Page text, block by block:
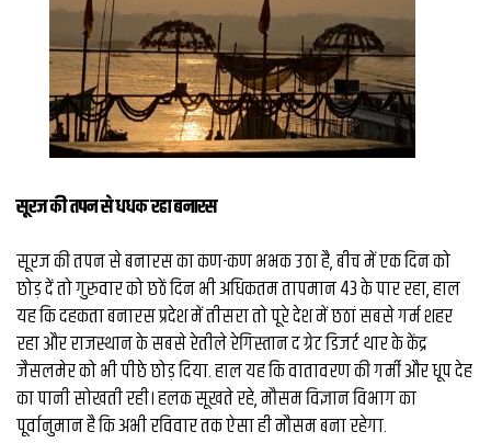
सूरज की तपन से धधक रहा बनारस
सूरज की तपन से बनारस का कण-कण भभक उठा है, बीच में एक दिन को
छोड़ दें तो गुरुवार को छठें दिन भी अधिकतम तापमान 43 के पार रहा, हाल
यह कि दहकता बनारस प्रदेश में तीसरा तो पूरे देश में छठां सबसे गर्म शहर
रहा और राजस्थान के सबसे रेतीले रेगिस्तान द ग्रेट डिजर्ट थार के केंद्र
जैसलमेर को भी पीछे छोड़ दिया. हाल यह कि वातावरण की गर्मी और धूप देह
का पानी सोखती रही। हलक सूखते रहे, मौसम विज्ञान विभाग का
पूर्वानुमान है कि अभी रविवार तक ऐसा ही मौसम बना रहेगा.